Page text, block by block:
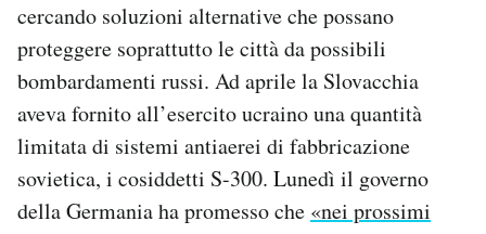
cercando soluzioni alternative che possano
proteggere soprattutto le città da possibili
bombardamenti russi. Ad aprile la Slovacchia
aveva fornito all’esercito ucraino una quantità
limitata di sistemi antiaerei di fabbricazione
sovietica, i cosiddetti S-300. Lunedì il governo
della Germania ha promesso che «nei prossimi